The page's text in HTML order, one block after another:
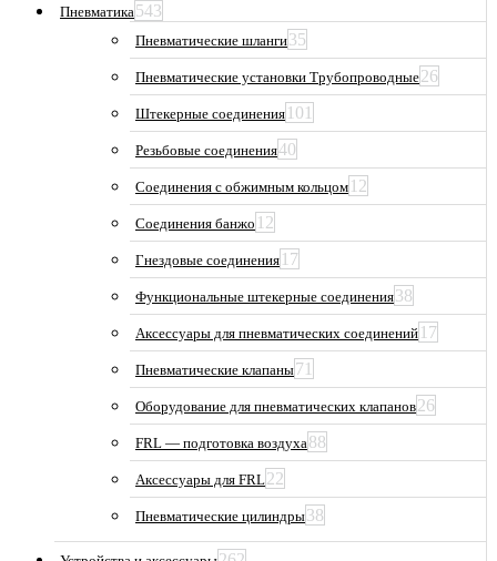
Пневматика543
Пневматические шланги35
Пневматические установки Трубопроводные26
Штекерные соединения 101
Резьбовые соединения40
Соединения с обжимным кольцом 12
Соединения банжо 12
Гнездовые соединения 17
Функциональные штекерные соединения38
Аксессуары для пневматических соединений 17
Пневматические клапаны71
Оборудование для пневматических клапанов26
FRL — подготовка воздуха88
Аксессуары для FRL22
Пневматические цилиндры38